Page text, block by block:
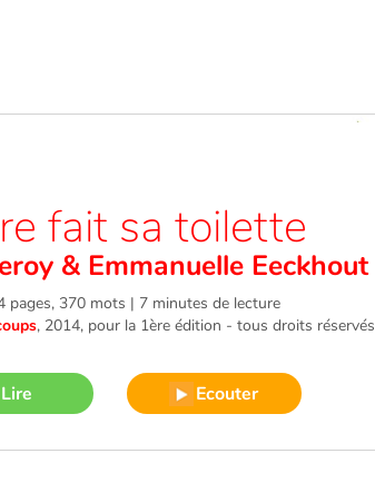
fait sa toilette
& Emmanuelle Eeckhout
pages, 370 mots | 7 minutes de lecture
, 2014, pour la 1ère édition - tous droits réservés
Lire Ecouter